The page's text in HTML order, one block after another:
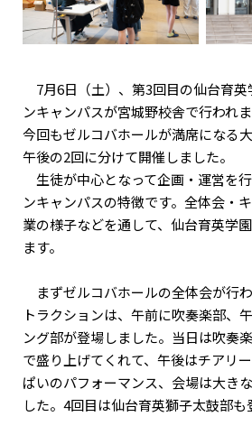
7月6日（土）、第3回目の仙台育英
ンキャンパスが宮城野校舎で行われ
今回もゼルコバホールが満席になる
午後の2回に分けて開催しました。
生徒が中心となって企画・運営を
ンキャンパスの特徴です。全体会・
業の様子などを通して、仙台育英学
ます。
まずゼルコバホールの全体会が行
トラクションは、午前に吹奏楽部、
ング部が登場しました。当日は吹奏
で盛り上げてくれて、午後はチアリ
ぱいのパフォーマンス、会場は大き
した。4回目は仙台育英獅子太鼓部も